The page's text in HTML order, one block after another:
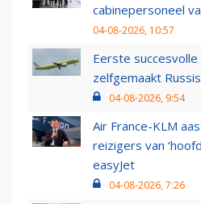
cabinepersoneel
04-08-2026, 10:57
Eerste
zelfgemaakt
04-08-2026, 9:54
Air France-KLM
reizigers van
easyJet
04-08-2026, 7:26